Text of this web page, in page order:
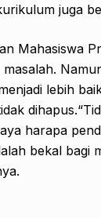
juga
Mahasiswa
lebih
harapa
bekal bagi